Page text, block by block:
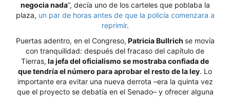
negocia nada”, decía uno de los carteles que poblaba la
plaza, un par de horas antes de que la policía comenzara a
reprimir.
Puertas adentro, en el Congreso, Patricia Bullrich se movía
con tranquilidad: después del fracaso del capítulo de
Tierras, la jefa del oficialismo se mostraba confiada de
que tendría el número para aprobar el resto de la ley. Lo
importante era evitar una nueva derrota –era la quinta vez
que el proyecto se debatía en el Senado– y ofrecer alguna